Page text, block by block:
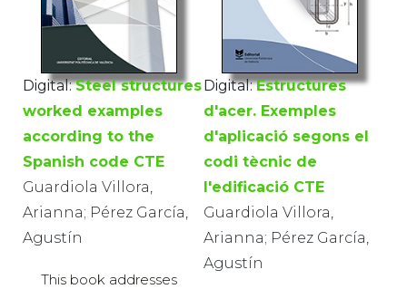
Digital: Steel structures
worked examples
according to the
Spanish code CTE
Guardiola Villora,
Arianna; Pérez García,
Agustín
This book addresses
Digital: Estructures
d'acer. Exemples
d'aplicació segons el
codi tècnic de
l'edificació CTE
Guardiola Villora,
Arianna; Pérez García,
Agustín